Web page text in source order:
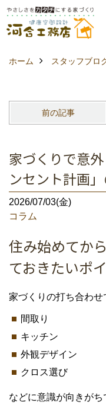
ホーム スタッフブロ
前の記事
家づくりで意
ンセント計画
2026/07/03(金)
コラム
住み始めてか
ておきたいポ
家づくりの打ち合わせ
間取り
キッチン
外観デザイン
クロス選び
などに意識が向きがち